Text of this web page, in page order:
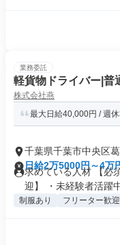
業務委託
軽貨物ドライバー|普
株式会社燕
最大日給40,000円 / 週
千葉県千葉市中央区
日給2万5000円～4万
求めている人材 【必
迎】 ・未経験者活躍
制服あり フリーター歓迎